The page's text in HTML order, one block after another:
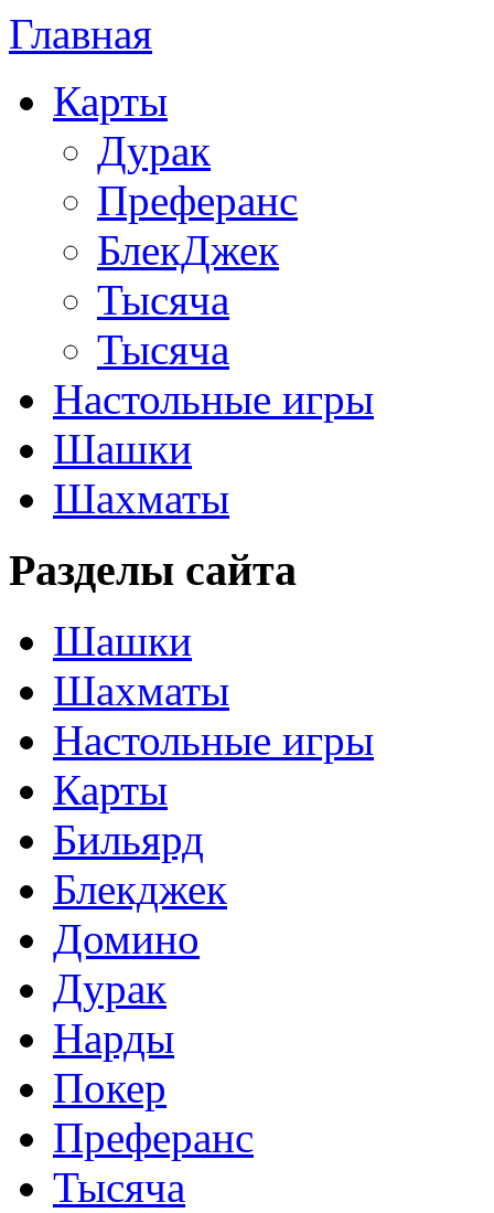
Главная
Карты
Дурак
Преферанс
БлекДжек
Тысяча
Тысяча
Настольные игры
Шашки
Шахматы
Разделы сайта
Шашки
Шахматы
Настольные игры
Карты
Бильярд
Блекджек
Домино
Дурак
Нарды
Покер
Преферанс
Тысяча